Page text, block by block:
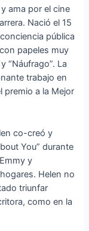
ama por el cine
Nació el 15
pública
papeles muy
“Náufrago”. La
trabajo en
premio a la Mejor
co-creó y
You” durante
y
Helen no
triunfar
como en la